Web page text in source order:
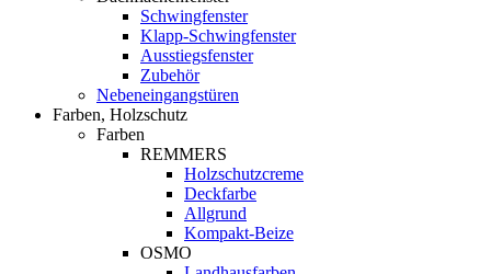
Schwingfenster
Klapp-Schwingfenster
Ausstiegsfenster
Zubehör
Nebeneingangstüren
Farben, Holzschutz
Farben
REMMERS
Holzschutzcreme
Deckfarbe
Allgrund
Kompakt-Beize
OSMO